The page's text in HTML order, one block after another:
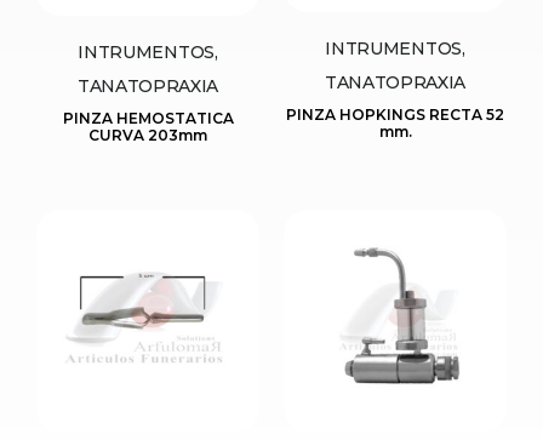
INTRUMENTOS,
TANATOPRAXIA
PINZA HEMOSTATICA
CURVA 203mm
INTRUMENTOS,
TANATOPRAXIA
PINZA HOPKINGS RECTA 52
mm.